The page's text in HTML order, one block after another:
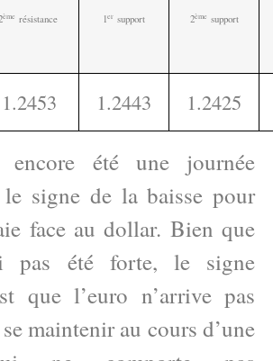
ème résistance 1er support 2ème support
1.2453 1.2443 1.2425
encore été une journée
le signe de la baisse pour
face au dollar. Bien que
pas été forte, le signe
que l’euro n’arrive pas
maintenir au cours d’une